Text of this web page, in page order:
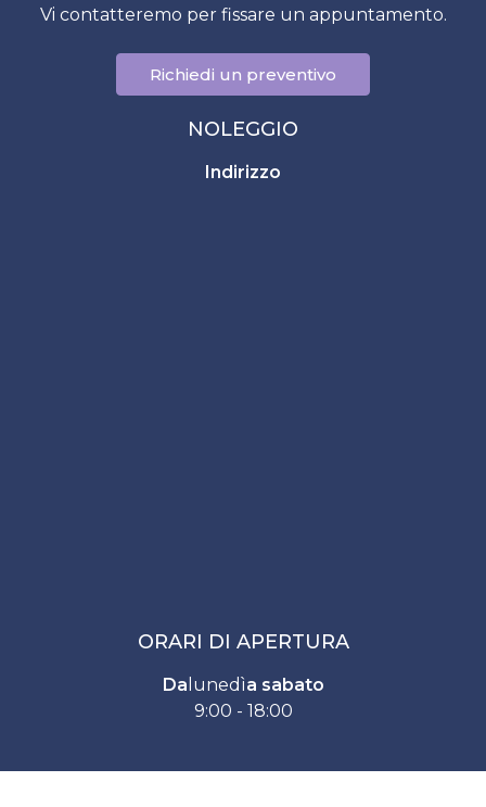
Vi contatteremo per fissare un appuntamento.
Richiedi un preventivo
NOLEGGIO
Indirizzo
ORARI DI APERTURA
Da lunedìa sabato
9:00 - 18:00